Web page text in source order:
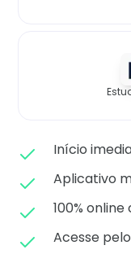
Início
Aplicativo
100%
Acesse